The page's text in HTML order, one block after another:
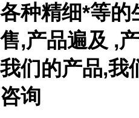
各种精细*等的
售,产品遍及 ,
我们的产品,我
咨询